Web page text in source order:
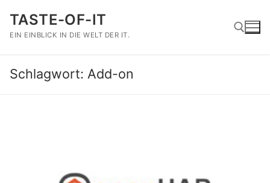
Inhalt
springen
TASTE-OF-IT
EIN EINBLICK IN DIE WELT DER IT.
Schlagwort: Add-on